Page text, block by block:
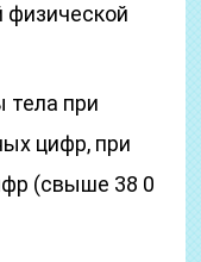
тела при
цифр, при
(свыше 38 0